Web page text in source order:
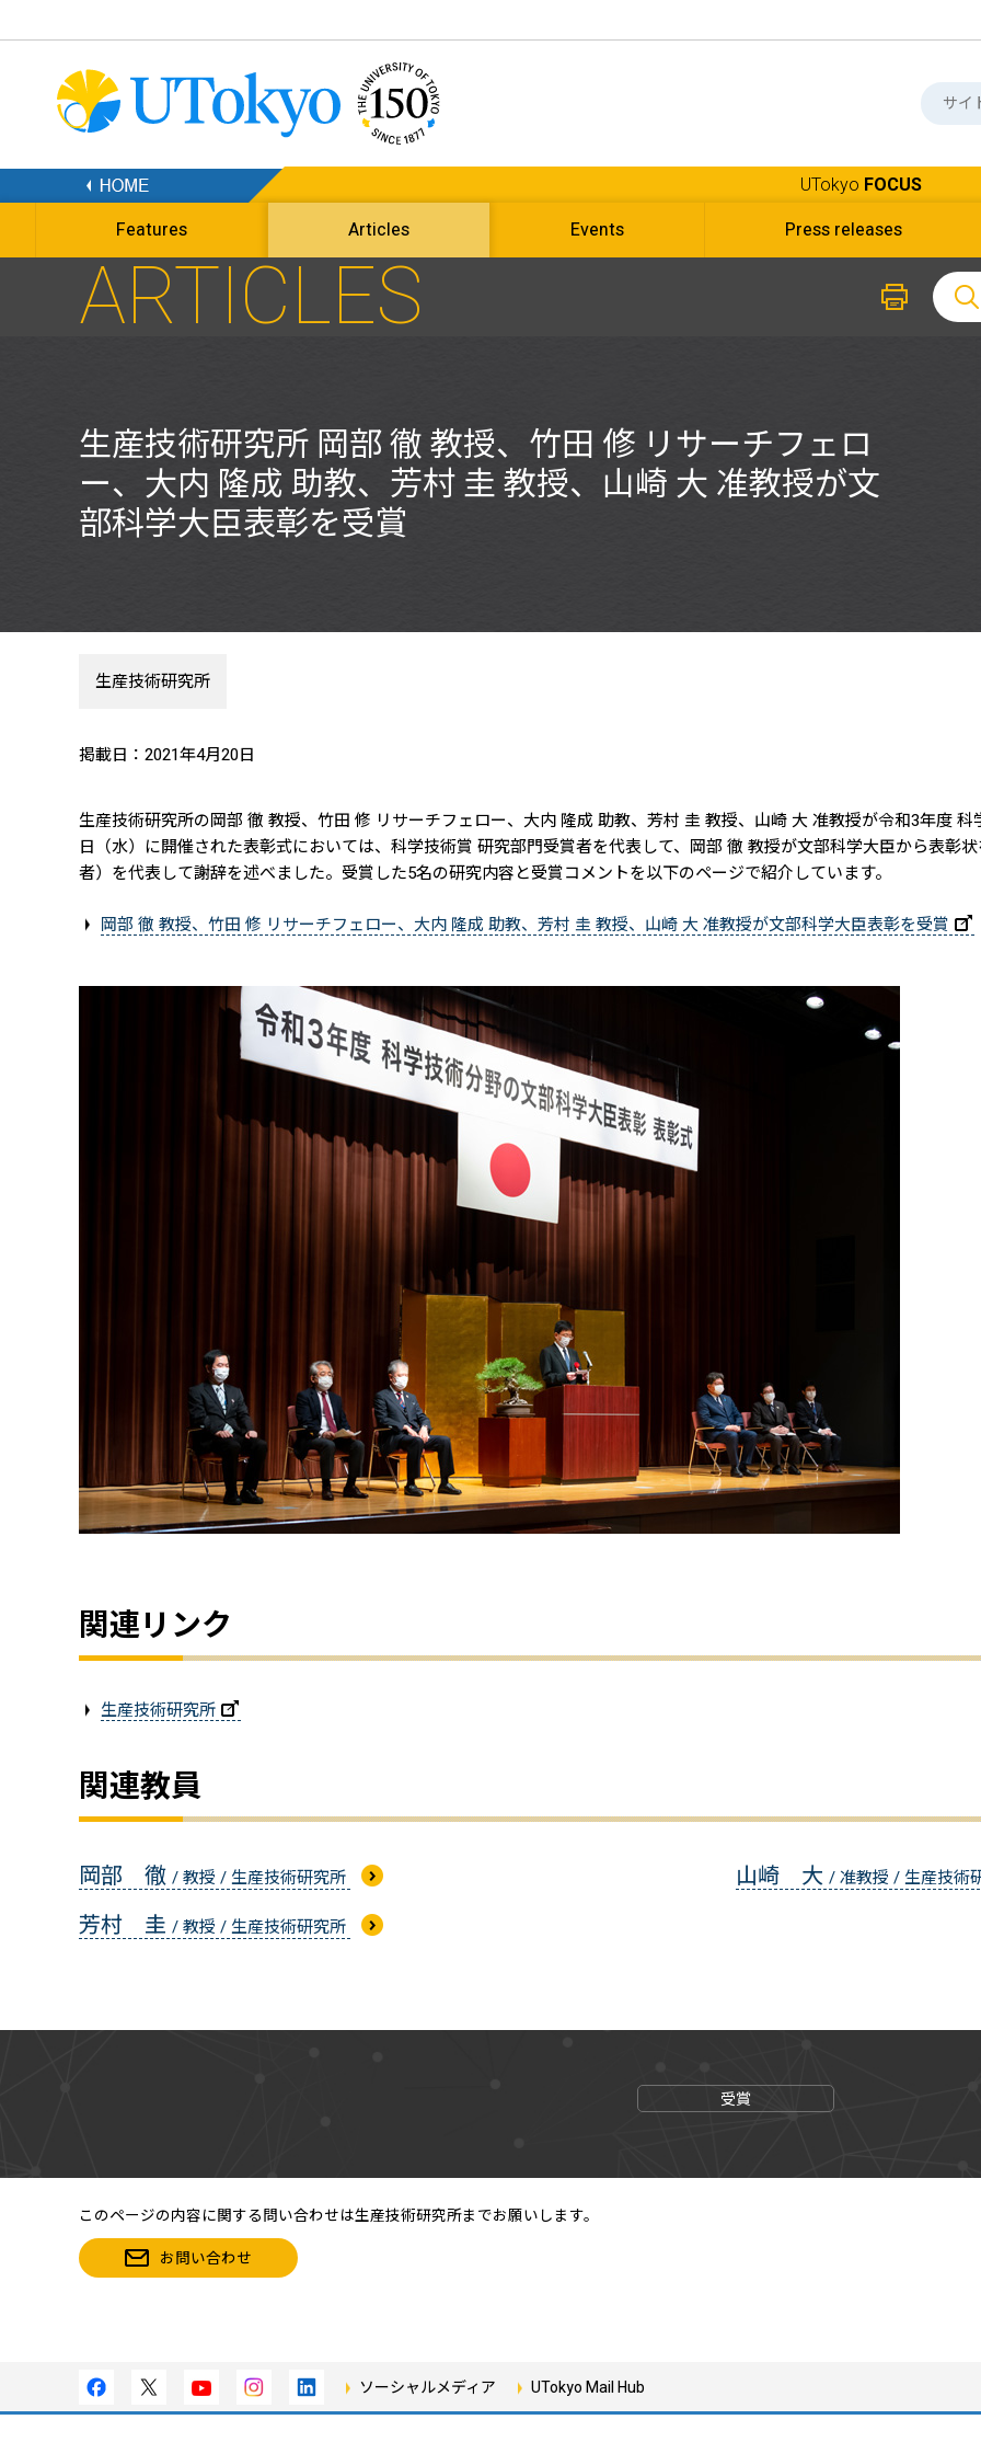
UTokyo FOCUS
Features Articles Events Press releases
ARTICLES
生産技術研究所 岡部 徹 教授、竹田 修 リサーチフェロ
ー、大内 隆成 助教、芳村 圭 教授、山崎 大 准教授が文
部科学大臣表彰を受賞
生産技術研究所
掲載日：2021年4月20日
生産技術研究所の岡部 徹 教授、竹田 修 リサーチフェロー、大内 隆成 助教、芳村 圭 教授、山崎 大 准教授が令和3年度
日（水）に開催された表彰式においては、科学技術賞 研究部門受賞者を代表して、岡部 徹 教授が文部科学大臣から表彰
者）を代表して謝辞を述べました。受賞した5名の研究内容と受賞コメントを以下のページで紹介しています。
岡部 徹 教授、竹田 修 リサーチフェロー、大内 隆成 助教、芳村 圭 教授、山崎 大 准教授が文部科学大臣表彰を受賞
関連リンク
生産技術研究所
関連教員
岡部 徹 / 教授 / 生産技術研究所 山崎 大 / 准教授 / 生産技術
芳村 圭 / 教授 / 生産技術研究所
受賞
このページの内容に関する問い合わせは生産技術研究所までお願いします。
お問い合わせ
ソーシャルメディア UTokyo Mail Hub